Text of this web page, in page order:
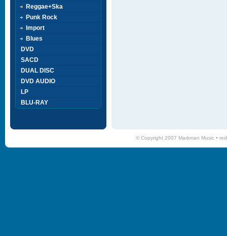
Reggae+Ska
Punk Rock
Import
Blues
DVD
SACD
DUAL DISC
DVD AUDIO
LP
BLU-RAY
© Copyright 2007 Markman Music •